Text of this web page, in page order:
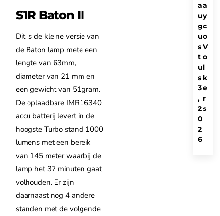
S1R Baton II
Dit is de kleine versie van
de Baton lamp mete een
lengte van 63mm,
diameter van 21 mm en
een gewicht van 51gram.
De oplaadbare IMR16340
accu batterij levert in de
hoogste Turbo stand 1000
lumens met een bereik
van 145 meter waarbij de
lamp het 37 minuten gaat
volhouden. Er zijn
daarnaast nog 4 andere
standen met de volgende
a
y
c
o
V
o
l
k
e
r
s
a
u
g
u
s
t
u
s
3
,
2
0
2
6